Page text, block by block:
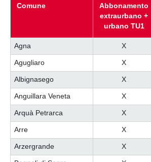
Comune
Abbonamento
extraurbano +
urbano TU1
Agna X
Agugliaro X
Albignasego X
Anguillara Veneta X
Arquà Petrarca X
Arre X
Arzergrande X